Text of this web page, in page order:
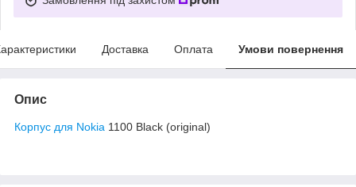
Доставка Оплата Умови повернення
Опис
Корпус для Nokia 1100 Black (original)